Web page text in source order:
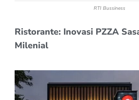
RTI Bussiness
Ristorante: Inovasi PZZA
Milenial